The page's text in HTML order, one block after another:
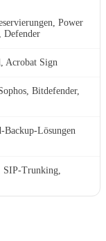
Power
Defender
Acrobat Sign
Bitdefender,
Backup-Lösungen
SIP-Trunking,